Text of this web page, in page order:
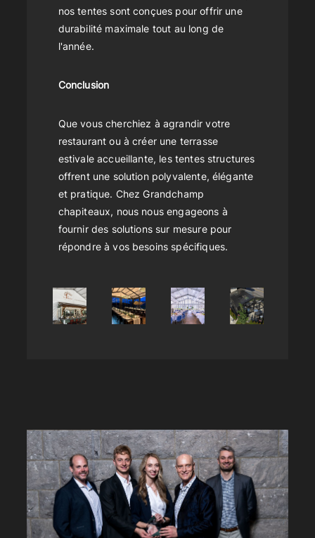
nos tentes sont conçues pour offrir une
durabilité maximale tout au long de
l'année.
Conclusion
Que vous cherchiez à agrandir votre
restaurant ou à créer une terrasse
estivale accueillante, les tentes structures
offrent une solution polyvalente, élégante
et pratique. Chez Grandchamp
chapiteaux, nous nous engageons à
fournir des solutions sur mesure pour
répondre à vos besoins spécifiques.